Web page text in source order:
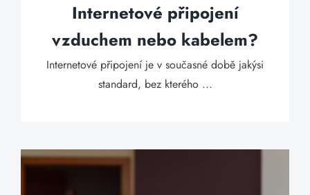
Internetové připojení
vzduchem nebo kabelem?
Internetové připojení je v současné době jakýsi
standard, bez kterého ...